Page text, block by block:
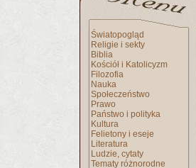
Światopogląd
Religie i sekty
Biblia
Kościół i Katolicyzm
Filozofia
Nauka
Społeczeństwo
Prawo
Państwo i polityka
Kultura
Felietony i eseje
Literatura
Ludzie, cytaty
Tematy różnorodne